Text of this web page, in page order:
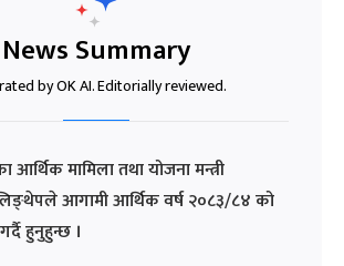
News Summary
by OK AI. Editorially reviewed.
आर्थिक मामिला तथा योजना मन्त्री
आगामी आर्थिक वर्ष २०८३/८४ को
हुनुहुन्छ ।